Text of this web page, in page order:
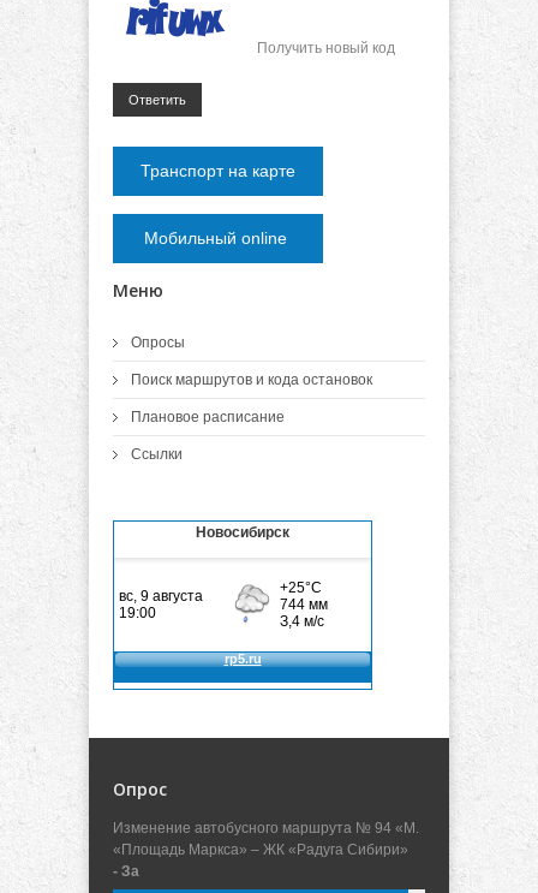
Получить новый код
Ответить
Транспорт на карте
Мобильный online
Меню
Опросы
Поиск маршрутов и кода остановок
Плановое расписание
Ссылки
Новосибирск
Опрос
Изменение автобусного маршрута № 94 «М.
«Площадь Маркса» – ЖК «Радуга Сибири»
- За